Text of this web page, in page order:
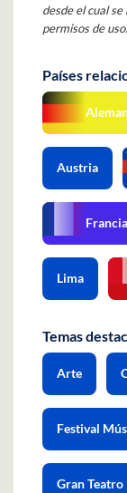
desde el cual
permisos de uso.
Países
Austria
Francia
Lima
Temas
Arte
Festival
Gran